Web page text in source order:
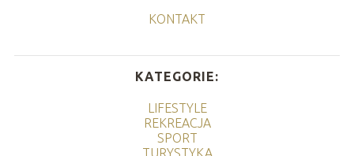
KONTAKT
KATEGORIE:
LIFESTYLE
REKREACJA
SPORT
TURYSTYKA